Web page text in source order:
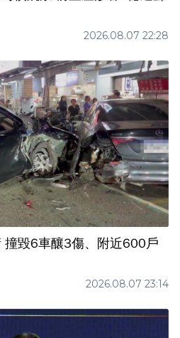
2026.08.07 22:28
撞毀6車釀3傷、附近600戶
2026.08.07 23:14